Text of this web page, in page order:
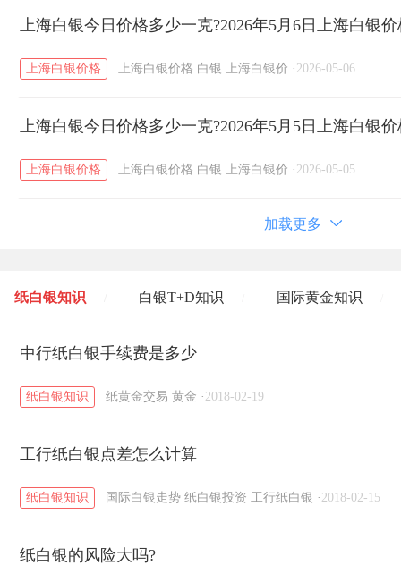
上海白银今日价格多少一克?2026年5月6日上海白银
上海白银价格 上海白银价格 白银 上海白银价 · 2026-05-06
上海白银今日价格多少一克?2026年5月5日上海白银
上海白银价格 上海白银价格 白银 上海白银价 · 2026-05-05
加载更多
纸白银知识 白银T+D知识 国际黄金知识
黄金T+D知识 / 粤贵银知识
中行纸白银手续费是多少
纸白银知识 纸黄金交易 黄金 · 2018-02-19
工行纸白银点差怎么计算
纸白银知识 国际白银走势 纸白银投资 工行纸白银 · 2018-02-15
纸白银的风险大吗?